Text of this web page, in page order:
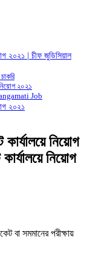
২০২১ | চীফ জুডিসিয়াল
নিয়োগ ২০২১
Job
২০২১
নিয়ােগ
নিয়ােগ
বা সমমানের পরীক্ষায়